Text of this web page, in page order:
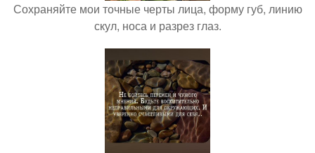
Сохраняйте мои точные черты лица, форму губ, линию
скул, носа и разрез глаз.